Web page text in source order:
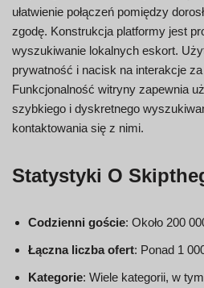
ułatwienie połączeń pomiędzy
zgodę. Konstrukcja platformy jest
wyszukiwanie lokalnych eskort.
prywatność i nacisk na interakcje
Funkcjonalność witryny zapewnia
szybkiego i dyskretnego
kontaktowania się z nimi.
Statystyki O
Codzienni goście: Około 200
Łączna liczba ofert: Ponad 1
Kategorie: Wiele kategorii, w